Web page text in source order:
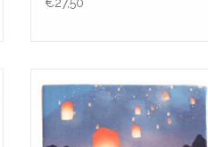
wishes
TOEVOEGEN AAN WINKELWAGEN